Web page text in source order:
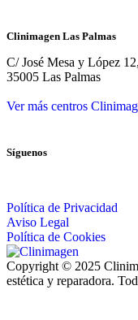
Clinimagen Las Palmas
C/ José Mesa y López
35005 Las Palmas
Ver más centros
Síguenos
Política de Privacidad
Aviso Legal
Política de Cookies
Copyright © 2025
estética y reparadora.